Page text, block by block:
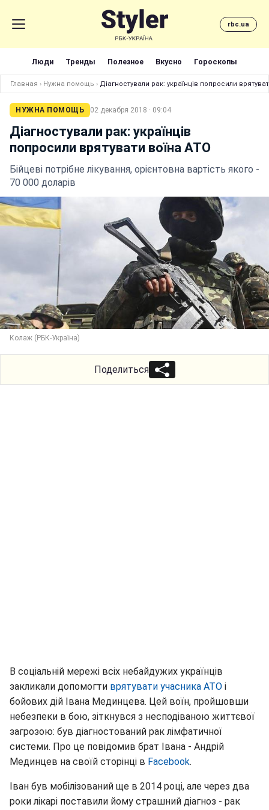
rbc.ua
Люди Тренды Полезное Вкусно Гороскопы
Главная › Нужна помощь › Діагностували рак: українців попросили
НУЖНА ПОМОЩЬ 02 декабря 2018 · 09:04
Діагностували рак: українців
попросили врятувати воїна АТО
Бійцеві потрібне лікування, орієнтовна вартість якого -
70 000 доларів
Колаж (РБК-Україна)
Поделиться
В соціальній мережі всіх небайдужих українців
закликали допомогти врятувати учасника АТО і
бойових дій Івана Мединцева. Цей воїн, пройшовши
небезпеки в бою, зіткнувся з несподіваною життєвої
загрозою: був діагностований рак лімфатичної
системи. Про це повідомив брат Івана - Андрій
Мединцев на своїй сторінці в Facebook.
Іван був мобілізований ще в 2014 році, але через два
роки лікарі поставили йому страшний діагноз - рак